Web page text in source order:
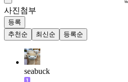
사진첨부
등록
추천순
최신순 등록순
seabuck